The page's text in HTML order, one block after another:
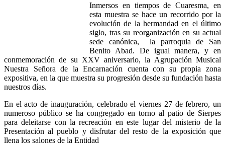
Inmersos en tiempos de Cuaresma, en
esta muestra se hace un recorrido por la
evolución de la hermandad en el último
siglo, tras su reorganización en su actual
sede canónica, la parroquia de San
Benito Abad. De igual manera, y en
conmemoración de su XXV aniversario, la Agrupación Musical
Nuestra Señora de la Encarnación cuenta con su propia zona
expositiva, en la que muestra su progresión desde su fundación hasta
nuestros días.
En el acto de inauguración, celebrado el viernes 27 de febrero, un
numeroso público se ha congregado en torno al patio de Sierpes
para deleitarse con la recreación en este lugar del misterio de la
Presentación al pueblo y disfrutar del resto de la exposición que
llena los salones de la Entidad